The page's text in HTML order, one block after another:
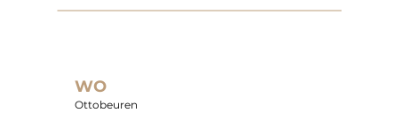
WO
Ottobeuren